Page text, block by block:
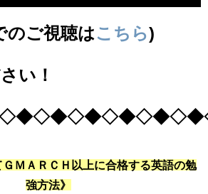
のご視聴は こちら)
い！
ＧＭＡＲＣＨ以上に合格する英語の勉
強方法》